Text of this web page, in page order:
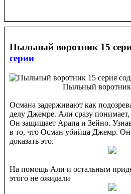
Пыльный воротник 15
серии
Пыльный воротник
Османа задерживают как
делу Джемре. Али сразу
Он защищает Арапа и Зейно.
в то, что Осман убийца Джемр. Он
доказать это.
На помощь Али и остальным
этого не ожидали